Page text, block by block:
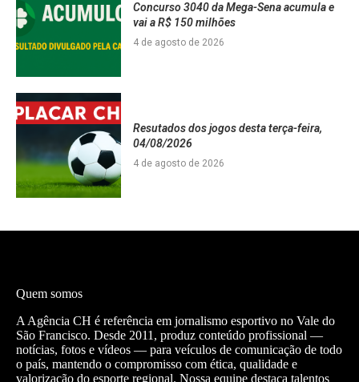
Concurso 3040 da Mega-Sena acumula e
vai a R$ 150 milhões
4 de agosto de 2026
Resutados dos jogos desta terça-feira,
04/08/2026
4 de agosto de 2026
Quem somos
A Agência CH é referência em jornalismo esportivo no Vale do
São Francisco. Desde 2011, produz conteúdo profissional —
notícias, fotos e vídeos — para veículos de comunicação de todo
o país, mantendo o compromisso com ética, qualidade e
valorização do esporte regional. Nossa equipe destaca talentos